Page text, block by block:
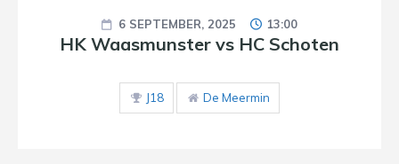
6 SEPTEMBER, 2025 13:00
HK Waasmunster vs HC Schoten
J18 De Meermin